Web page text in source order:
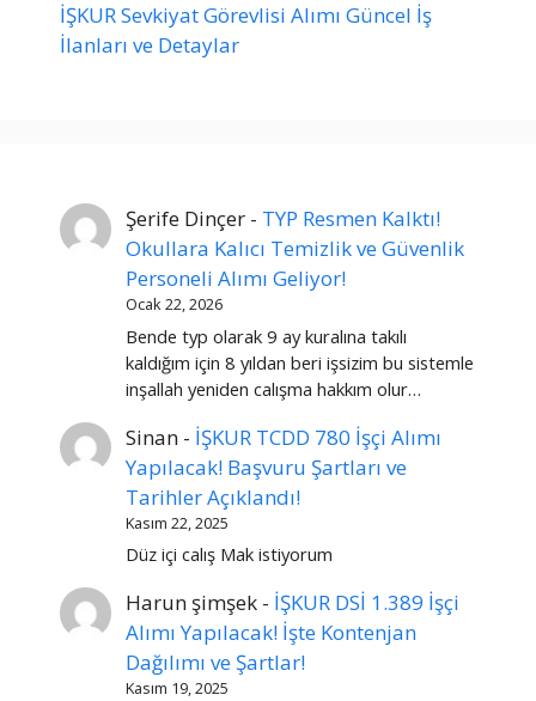
İŞKUR Sevkiyat Görevlisi Alımı Güncel İş
İlanları ve Detaylar
Şerife Dinçer - TYP Resmen Kalktı!
Okullara Kalıcı Temizlik ve Güvenlik
Personeli Alımı Geliyor!
Ocak 22, 2026
Bende typ olarak 9 ay kuralına takılı
kaldığım için 8 yıldan beri işsizim bu sistemle
inşallah yeniden calışma hakkım olur…
Sinan - İŞKUR TCDD 780 İşçi Alımı
Yapılacak! Başvuru Şartları ve
Tarihler Açıklandı!
Kasım 22, 2025
Düz içi calış Mak istiyorum
Harun şimşek - İŞKUR DSİ 1.389 İşçi
Alımı Yapılacak! İşte Kontenjan
Dağılımı ve Şartlar!
Kasım 19, 2025